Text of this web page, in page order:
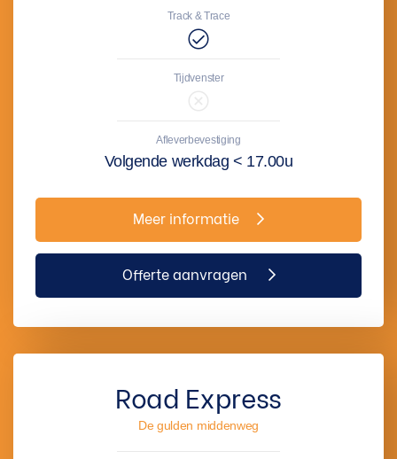
Track & Trace
Tijdvenster
Afleverbevestiging
Volgende werkdag < 17.00u
Meer informatie
Offerte aanvragen
Road Express
De gulden middenweg